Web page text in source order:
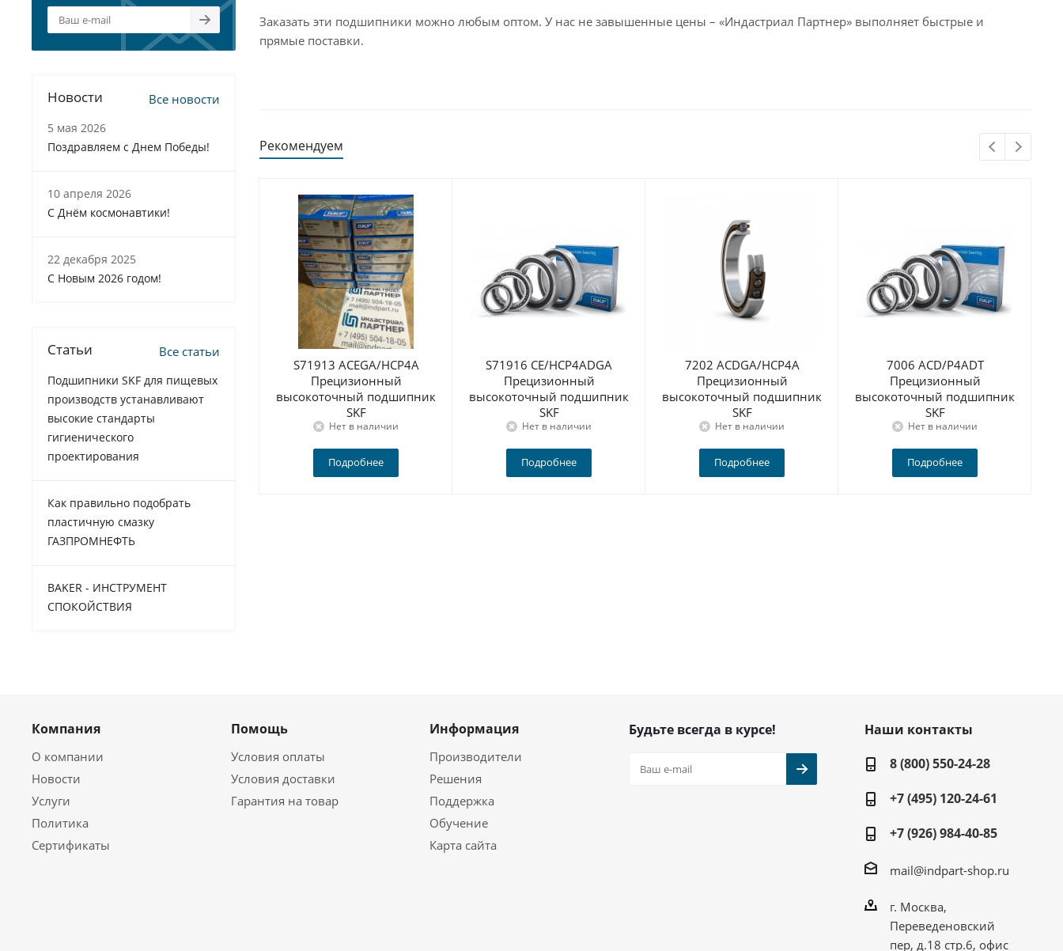
Заказать эти подшипники можно любым оптом. У нас не завышенные цены – «Индастриал Партнер» выполняет быстрые и
прямые поставки.
Рекомендуем
S71913 ACEGA/HCP4A
Прецизионный
высокоточный подшипник
SKF
Нет в наличии
Подробнее
S71916 CE/HCP4ADGA
Прецизионный
высокоточный подшипник
SKF
Нет в наличии
Подробнее
7202 ACDGA/HCP4A
Прецизионный
высокоточный подшипник
SKF
Нет в наличии
Подробнее
7006 ACD/P4ADT
Прецизионный
высокоточный подшипник
SKF
Нет в наличии
Подробнее
Новости Все новости
5 мая 2026
Поздравляем с Днем Победы!
10 апреля 2026
С Днём космонавтики!
22 декабря 2025
C Новым 2026 годом!
Статьи Все статьи
Подшипники SKF для пищевых
производств устанавливают
высокие стандарты
гигиенического
проектирования
Как правильно подобрать
пластичную смазку
ГАЗПРОМНЕФТЬ
BAKER - ИНСТРУМЕНТ
СПОКОЙСТВИЯ
Компания
О компании
Новости
Услуги
Политика
Сертификаты
Помощь
Условия оплаты
Условия доставки
Гарантия на товар
Информация
Производители
Решения
Поддержка
Обучение
Карта сайта
Будьте всегда в курсе!
Наши контакты
8 (800) 550-24-28
+7 (495) 120-24-61
+7 (926) 984-40-85
mail@indpart-shop.ru
г. Москва,
Переведеновский
пер, д.18 стр.6, офис